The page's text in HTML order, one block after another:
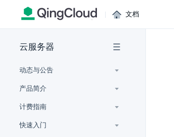
| 文档
云服务器
动态与公告
产品简介
计费指南
快速入门